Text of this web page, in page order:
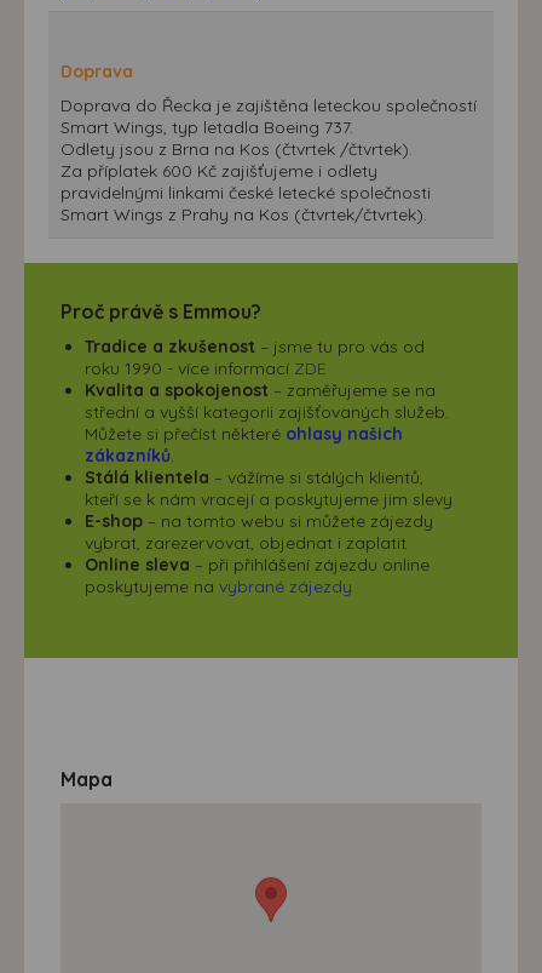
Doprava
Doprava do Řecka je zajištěna leteckou společností
Smart Wings, typ letadla Boeing 737.
Odlety jsou z Brna na Kos (čtvrtek /čtvrtek).
Za příplatek 600 Kč zajišťujeme i odlety
pravidelnými linkami české letecké společnosti
Smart Wings z Prahy na Kos (čtvrtek/čtvrtek).
Proč právě s Emmou?
Tradice a zkušenost – jsme tu pro vás od
roku 1990 - více informací ZDE
Kvalita a spokojenost – zaměřujeme se na
střední a vyšší kategorii zajišťovaných služeb.
Můžete si přečíst některé ohlasy našich
zákazníků.
Stálá klientela – vážíme si stálých klientů,
kteří se k nám vracejí a poskytujeme jim slevy
E-shop – na tomto webu si můžete zájezdy
vybrat, zarezervovat, objednat i zaplatit
Online sleva – při přihlášení zájezdu online
poskytujeme na vybrané zájezdy
Mapa